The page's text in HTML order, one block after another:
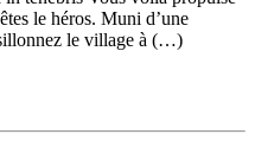
le héros. Muni d’une
le village à (…)